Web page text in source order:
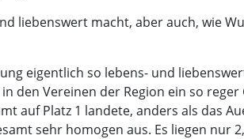
liebenswert macht, aber auch, wie
eigentlich so lebens- und
Vereinen der Region ein so
auf Platz 1 landete, anders als das
sehr homogen aus. Es liegen nur